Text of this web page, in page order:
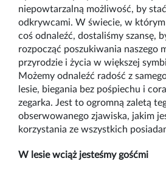
niepowtarzalną możliwość, by
odkrywcami. W świecie, w
coś odnaleźć, dostaliśmy szansę,
rozpocząć poszukiwania naszego
przyrodzie i życia w większej
Możemy odnaleźć radość z
lesie, biegania bez pośpiechu i
zegarka. Jest to ogromną zaletą
obserwowanego zjawiska, jakim
korzystania ze wszystkich
W lesie wciąż jesteśmy gośćmi